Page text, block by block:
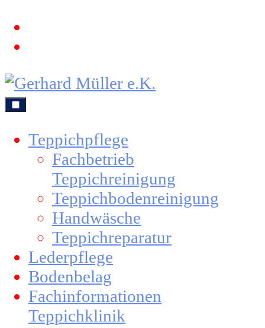
Teppichpflege
Fachbetrieb
Teppichreinigung
Teppichbodenreinigung
Handwäsche
Teppichreparatur
Lederpflege
Bodenbelag
Fachinformationen
Teppichklinik